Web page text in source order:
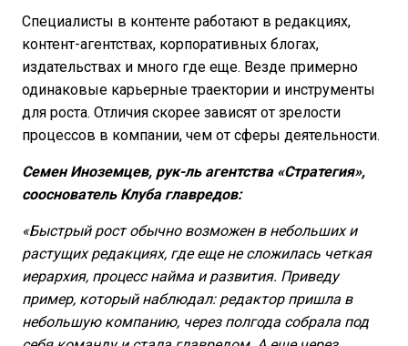
Специалисты в контенте работают в редакциях,
контент-агентствах, корпоративных блогах,
издательствах и много где еще. Везде примерно
одинаковые карьерные траектории и инструменты
для роста. Отличия скорее зависят от зрелости
процессов в компании, чем от сферы деятельности.
Семен Иноземцев, рук-ль агентства «Стратегия»,
сооснователь Клуба главредов:
«Быстрый рост обычно возможен в небольших и
растущих редакциях, где еще не сложилась четкая
иерархия, процесс найма и развития. Приведу
пример, который наблюдал: редактор пришла в
небольшую компанию, через полгода собрала под